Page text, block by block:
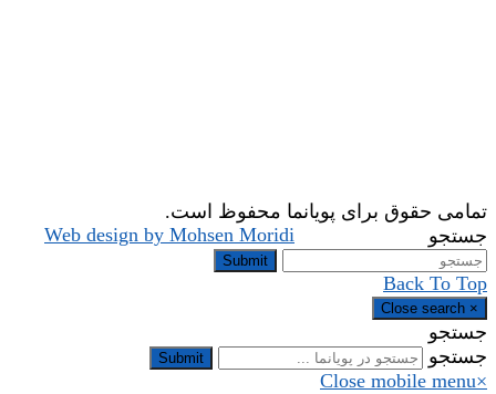
تمامی حقوق برای پویانما محفوظ است.
Web design by Mohsen Moridi
جستجو
Submit
Back To Top
×
Close search
جستجو
جستجو
Submit
×
Close mobile menu